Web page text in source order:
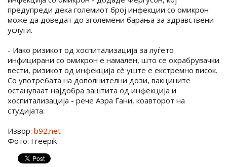
предупреди дека големиот број инфекции со омикрон
може да доведат до зголемени барања за здравствени
услуги.
- Иако ризикот од хоспитализација за луѓето
инфицирани со омикрон е намален, што се охрабрувачки
вести, ризикот од инфекција сè уште е екстремно висок.
Со употребата на дополнителни дози, вакцините
остануваат најдобра заштита од инфекција и
хоспитализација - рече Азра Гани, коавторот на
студијата.
Извор: b92.net
Фото: Freepik